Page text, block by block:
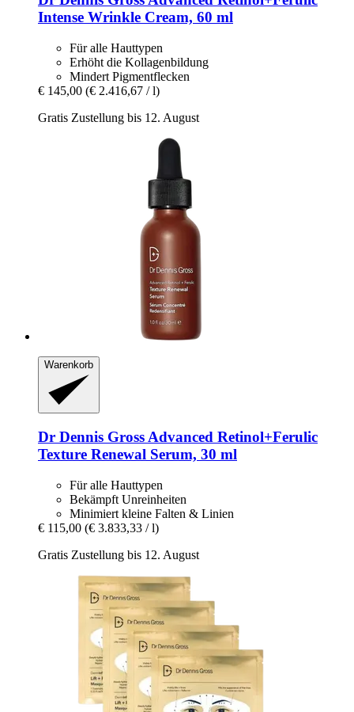
Intense Wrinkle Cream, 60 ml
Für alle Hauttypen
Erhöht die Kollagenbildung
Mindert Pigmentflecken
€ 145,00 (€ 2.416,67 / l)
Gratis Zustellung bis 12. August
Warenkorb
Dr Dennis Gross Advanced Retinol+Ferulic
Texture Renewal Serum, 30 ml
Für alle Hauttypen
Bekämpft Unreinheiten
Minimiert kleine Falten & Linien
€ 115,00 (€ 3.833,33 / l)
Gratis Zustellung bis 12. August